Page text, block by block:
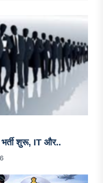
भर्ती शुरू, IT और..